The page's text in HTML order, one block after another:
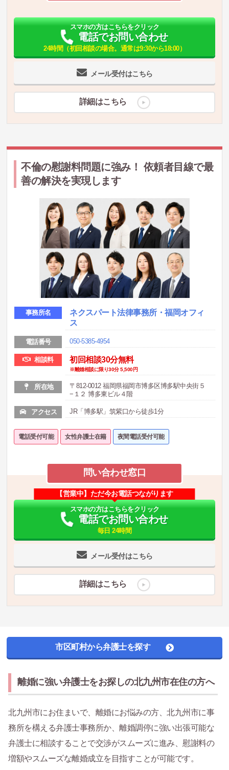
メール受付はこちら
スマホの方はこちらをクリック
電話でお問い合わせ
24時間（初回相談の場合。通常は9:30から18:00）
詳細はこちら
不倫の慰謝料問題に強み！ 依頼者目線で最
善の解決を実現します
事務所名
ネクスパート法律事務所・福岡オフィ
ス
電話番号 050-5385-4954
相談料 初回相談30分無料
※離婚相談に限り30分 5,500円
所在地
〒812-0012 福岡県福岡市博多区博多駅中央街５
−１２ 博多東ビル４階
アクセス JR「博多駅」筑紫口から徒歩1分
電話受付可能 女性弁護士在籍 夜間電話受付可能
問い合わせ窓口
メール受付はこちら
【営業中】ただ今お電話つながります
スマホの方はこちらをクリック
電話でお問い合わせ
毎日 24時間
詳細はこちら
市区町村から弁護士を探す
離婚に強い弁護士をお探しの北九州市在住の方へ
北九州市にお住まいで、離婚にお悩みの方、北九州市に事
務所を構える弁護士事務所か、離婚調停に強い出張可能な
弁護士に相談することで交渉がスムーズに進み、慰謝料の
増額やスムーズな離婚成立を目指すことが可能です。